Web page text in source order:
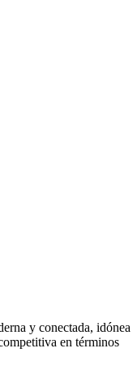
y conectada, idónea
en términos